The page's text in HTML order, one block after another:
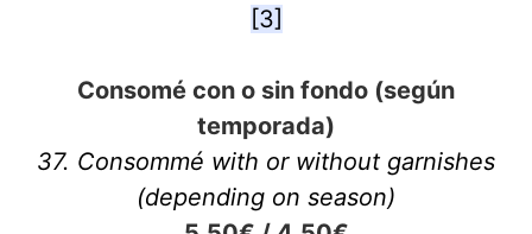
[3]
Consomé con o sin fondo (según
temporada)
37. Consommé with or without garnishes
(depending on season)